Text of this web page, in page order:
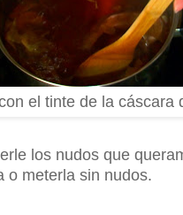
el tinte de la cáscara
los nudos que
o meterla sin nudos.